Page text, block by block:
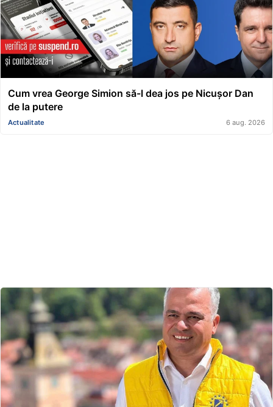
Cum vrea George Simion să-l dea jos pe Nicușor Dan
de la putere
Actualitate 6 aug. 2026